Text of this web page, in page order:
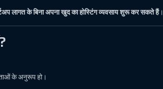
लागत के बिना अपना खुद का होस्टिंग व्यवसाय शुरू कर सकते हैं।
के अनुरूप हो।